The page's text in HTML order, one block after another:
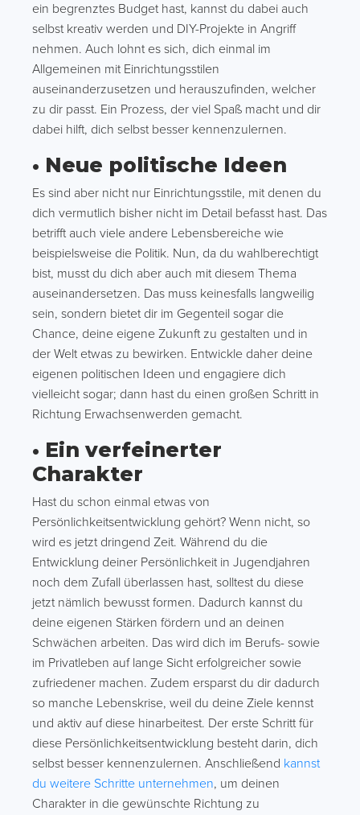
ein begrenztes Budget hast, kannst du dabei auch
selbst kreativ werden und DIY-Projekte in Angriff
nehmen. Auch lohnt es sich, dich einmal im
Allgemeinen mit Einrichtungsstilen
auseinanderzusetzen und herauszufinden, welcher
zu dir passt. Ein Prozess, der viel Spaß macht und dir
dabei hilft, dich selbst besser kennenzulernen.
• Neue politische Ideen
Es sind aber nicht nur Einrichtungsstile, mit denen du
dich vermutlich bisher nicht im Detail befasst hast. Das
betrifft auch viele andere Lebensbereiche wie
beispielsweise die Politik. Nun, da du wahlberechtigt
bist, musst du dich aber auch mit diesem Thema
auseinandersetzen. Das muss keinesfalls langweilig
sein, sondern bietet dir im Gegenteil sogar die
Chance, deine eigene Zukunft zu gestalten und in
der Welt etwas zu bewirken. Entwickle daher deine
eigenen politischen Ideen und engagiere dich
vielleicht sogar; dann hast du einen großen Schritt in
Richtung Erwachsenwerden gemacht.
• Ein verfeinerter
Charakter
Hast du schon einmal etwas von
Persönlichkeitsentwicklung gehört? Wenn nicht, so
wird es jetzt dringend Zeit. Während du die
Entwicklung deiner Persönlichkeit in Jugendjahren
noch dem Zufall überlassen hast, solltest du diese
jetzt nämlich bewusst formen. Dadurch kannst du
deine eigenen Stärken fördern und an deinen
Schwächen arbeiten. Das wird dich im Berufs- sowie
im Privatleben auf lange Sicht erfolgreicher sowie
zufriedener machen. Zudem ersparst du dir dadurch
so manche Lebenskrise, weil du deine Ziele kennst
und aktiv auf diese hinarbeitest. Der erste Schritt für
diese Persönlichkeitsentwicklung besteht darin, dich
selbst besser kennenzulernen. Anschließend kannst
du weitere Schritte unternehmen, um deinen
Charakter in die gewünschte Richtung zu